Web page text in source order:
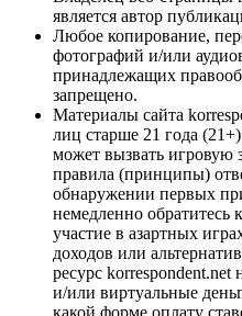
является автор
Любое копирование,
фотографий и/или
принадлежащих
запрещено.
Материалы сайта
лиц старше 21 года
может вызвать игровую
правила (принципы)
обнаружении первых
немедленно обратитесь
участие в азартных
доходов или
ресурс
и/или виртуальные
какой форме оплату